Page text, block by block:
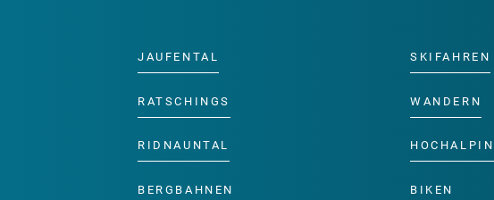
JAUFENTAL
RATSCHINGS
RIDNAUNTAL
BERGBAHNEN
SKIFAHREN
WANDERN
BIKEN